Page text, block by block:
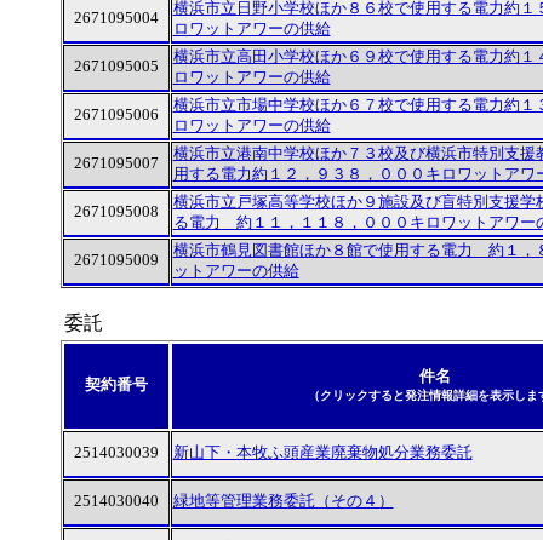
2671095004
横浜市立日野小学校ほか８６校で使用する電力約１
ロワットアワーの供給
2671095005
横浜市立高田小学校ほか６９校で使用する電力約１
ロワットアワーの供給
2671095006
横浜市立市場中学校ほか６７校で使用する電力約１
ロワットアワーの供給
2671095007
横浜市立港南中学校ほか７３校及び横浜市特別支援
用する電力約１２，９３８，０００キロワットアワ
2671095008
横浜市立戸塚高等学校ほか９施設及び盲特別支援学
る電力 約１１，１１８，０００キロワットアワー
2671095009
横浜市鶴見図書館ほか８館で使用する電力 約１，
ットアワーの供給
委託
契約番号 件名
（クリックすると発注情報詳細を表示しま
2514030039 新山下・本牧ふ頭産業廃棄物処分業務委託
2514030040 緑地等管理業務委託（その４）